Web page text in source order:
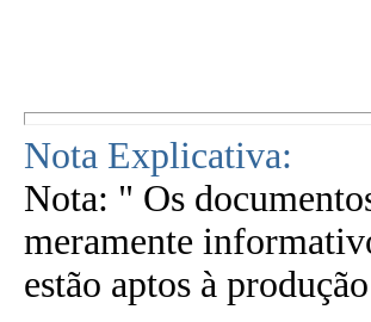
Nota Explicativa:
Nota: " Os
meramente
estão aptos à